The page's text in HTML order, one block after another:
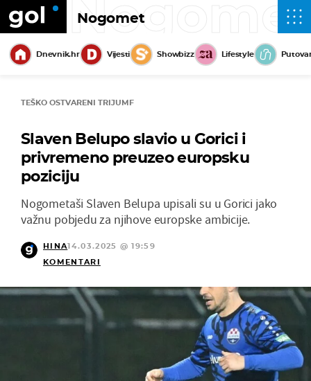
Nogomet
Dnevnik.hr Vijesti Showbizz Lifestyle
TEŠKO OSTVARENI TRIJUMF
Slaven Belupo slavio u Gorici i
privremeno preuzeo europsku
poziciju
Nogometaši Slaven Belupa upisali su u Gorici jako
važnu pobjedu za njihove europske ambicije.
HINA14.03.2025 @ 19:59
KOMENTARI